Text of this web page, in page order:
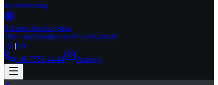
Rasenheizung
Schneeschmelzsystem
Über unsTeamKarriereNewsKontakt
DE|EN
+49 7551 44 44
Anfrage